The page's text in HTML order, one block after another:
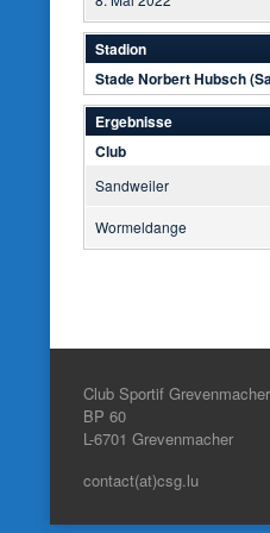
Stadion
Stade Norbert Hubsch
Ergebnisse
Club
Sandweiler
Wormeldange
Club Sportif Grevenmacher
BP 60
L-6701 Grevenmacher
contact(at)csg.lu